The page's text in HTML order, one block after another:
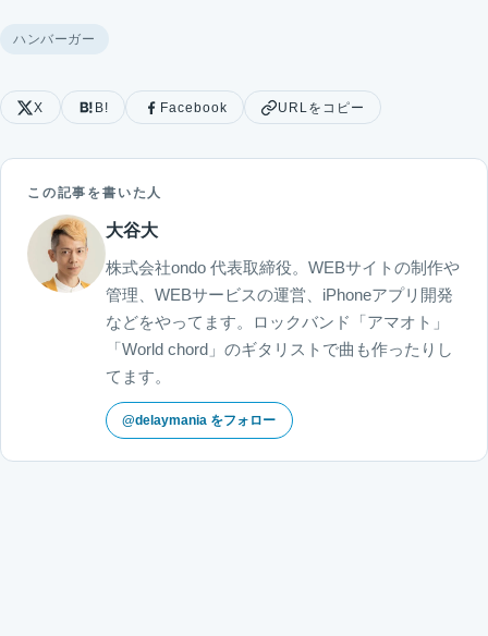
ハンバーガー
X B! Facebook URLをコピー
この記事を書いた人
大谷大
株式会社ondo 代表取締役。WEBサイトの制作や
管理、WEBサービスの運営、iPhoneアプリ開発
などをやってます。ロックバンド「アマオト」
「World chord」のギタリストで曲も作ったりし
てます。
@delaymania をフォロー